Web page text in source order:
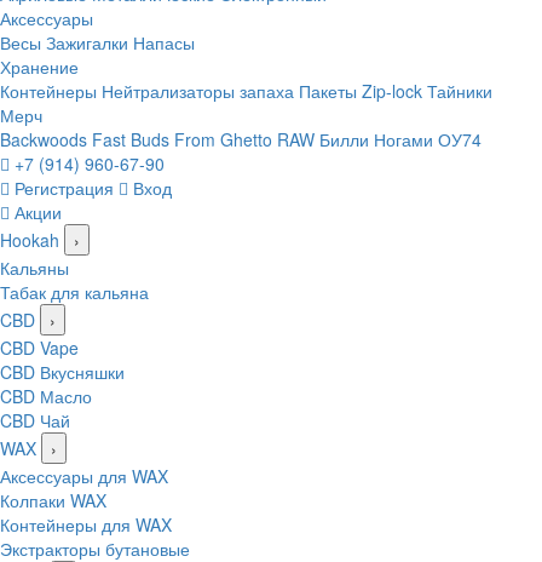
Аксессуары
Весы Зажигалки Напасы
Хранение
Контейнеры Нейтрализаторы запаха Пакеты Zip-lock Тайники
Мерч
Backwoods Fast Buds From Ghetto RAW Билли Ногами ОУ74
+7 (914) 960-67-90
Регистрация
Вход
Акции
Hookah
›
Кальяны
Табак для кальяна
CBD
›
CBD Vape
CBD Вкусняшки
CBD Масло
CBD Чай
WAX
›
Аксессуары для WAX
Колпаки WAX
Контейнеры для WAX
Экстракторы бутановые